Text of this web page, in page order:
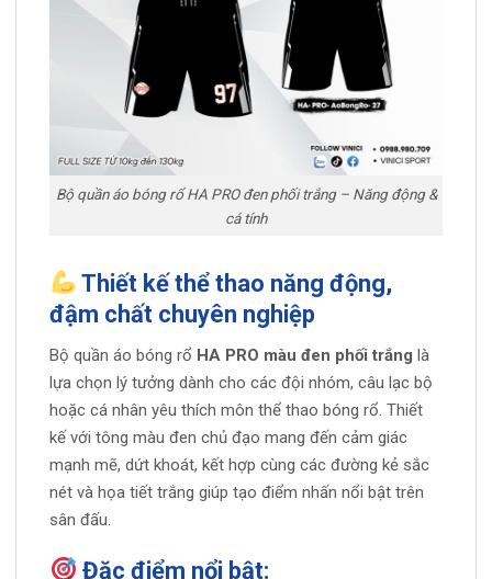
Bộ quần áo bóng rổ HA PRO đen phối trắng – Năng động &
cá tính
Thiết kế thể thao năng động,
đậm chất chuyên nghiệp
Bộ quần áo bóng rổ HA PRO màu đen phối trắng là
lựa chọn lý tưởng dành cho các đội nhóm, câu lạc bộ
hoặc cá nhân yêu thích môn thể thao bóng rổ. Thiết
kế với tông màu đen chủ đạo mang đến cảm giác
mạnh mẽ, dứt khoát, kết hợp cùng các đường kẻ sắc
nét và họa tiết trắng giúp tạo điểm nhấn nổi bật trên
sân đấu.
Đặc điểm nổi bật: